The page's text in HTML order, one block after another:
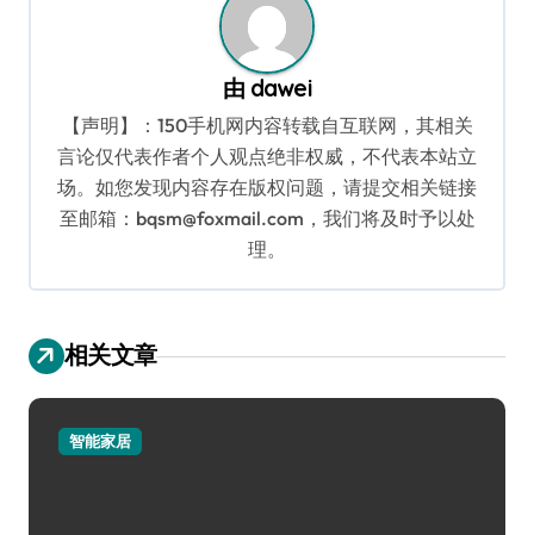
由 dawei
【声明】：150手机网内容转载自互联网，其相关
言论仅代表作者个人观点绝非权威，不代表本站立
场。如您发现内容存在版权问题，请提交相关链接
至邮箱：bqsm@foxmail.com，我们将及时予以处
理。
相关文章
智能家居